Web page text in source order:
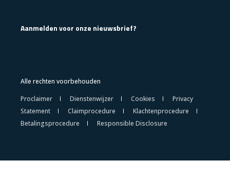
Aanmelden voor onze nieuwsbrief?
Alle rechten voorbehouden
Proclaimer
Dienstenwijzer Cookies
Privacy
Statement
Claimprocedure
Klachtenprocedure
Betalingsprocedure
Responsible Disclosure